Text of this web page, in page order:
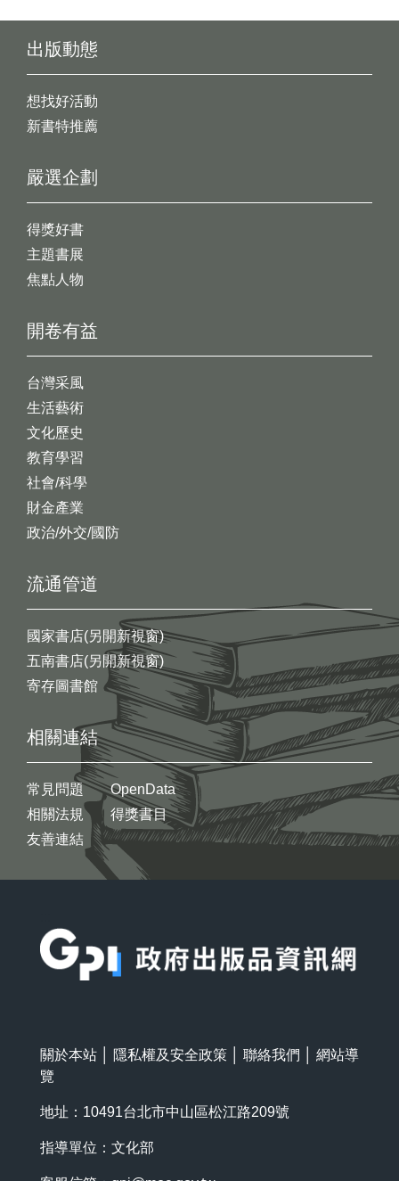
出版動態
想找好活動
新書特推薦
開卷有益
台灣采風
生活藝術
文化歷史
教育學習
社會/科學
財金產業
政治/外交/國防
嚴選企劃
得獎好書
主題書展
焦點人物
流通管道
國家書店(另開新視窗)
五南書店(另開新視窗)
寄存圖書館
相關連結
常見問題
相關法規
友善連結
OpenData
得獎書目
關於本站 隱私權及安全政策 聯絡我們
網站導
覽
地址：10491台北市中山區松江路209號
指導單位：文化部